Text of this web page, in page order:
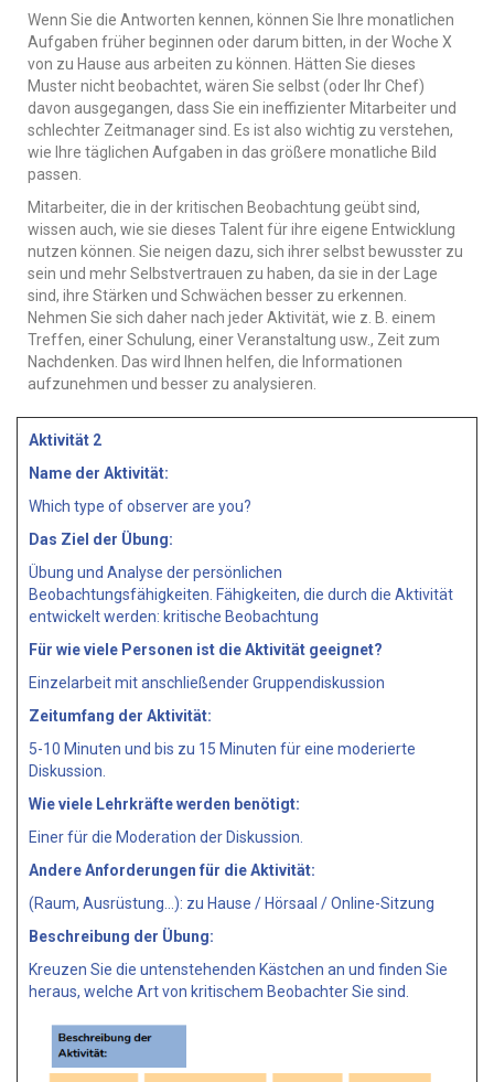
Wenn Sie die Antworten kennen, können Sie Ihre monatlichen
Aufgaben früher beginnen oder darum bitten, in der Woche X
von zu Hause aus arbeiten zu können. Hätten Sie dieses
Muster nicht beobachtet, wären Sie selbst (oder Ihr Chef)
davon ausgegangen, dass Sie ein ineffizienter Mitarbeiter und
schlechter Zeitmanager sind. Es ist also wichtig zu verstehen,
wie Ihre täglichen Aufgaben in das größere monatliche Bild
passen.
Mitarbeiter, die in der kritischen Beobachtung geübt sind,
wissen auch, wie sie dieses Talent für ihre eigene Entwicklung
nutzen können. Sie neigen dazu, sich ihrer selbst bewusster zu
sein und mehr Selbstvertrauen zu haben, da sie in der Lage
sind, ihre Stärken und Schwächen besser zu erkennen.
Nehmen Sie sich daher nach jeder Aktivität, wie z. B. einem
Treffen, einer Schulung, einer Veranstaltung usw., Zeit zum
Nachdenken. Das wird Ihnen helfen, die Informationen
aufzunehmen und besser zu analysieren.
Aktivität 2
Name der Aktivität:
Which type of observer are you?
Das Ziel der Übung:
Übung und Analyse der persönlichen
Beobachtungsfähigkeiten. Fähigkeiten, die durch die Aktivität
entwickelt werden: kritische Beobachtung
Für wie viele Personen ist die Aktivität geeignet?
Einzelarbeit mit anschließender Gruppendiskussion
Zeitumfang der Aktivität:
5-10 Minuten und bis zu 15 Minuten für eine moderierte
Diskussion.
Wie viele Lehrkräfte werden benötigt:
Einer für die Moderation der Diskussion.
Andere Anforderungen für die Aktivität:
(Raum, Ausrüstung…): zu Hause / Hörsaal / Online-Sitzung
Beschreibung der Übung:
Kreuzen Sie die untenstehenden Kästchen an und finden Sie
heraus, welche Art von kritischem Beobachter Sie sind.